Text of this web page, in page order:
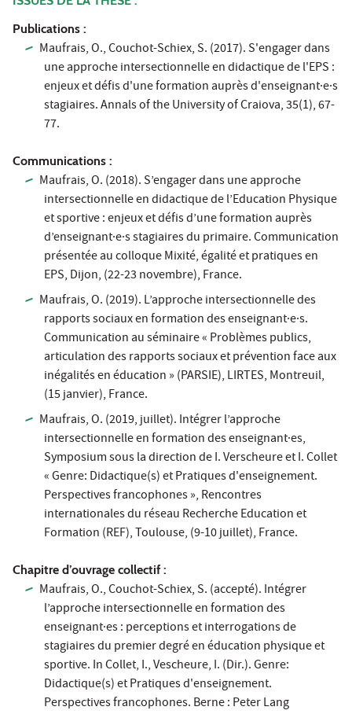
Publications :
Maufrais, O., Couchot-Schiex, S. (2017). S'engager dans
une approche intersectionnelle en didactique de l'EPS :
enjeux et défis d'une formation auprès d'enseignant·e·s
stagiaires. Annals of the University of Craiova, 35(1), 67-
77.
Communications :
Maufrais, O. (2018). S’engager dans une approche
intersectionnelle en didactique de l’Education Physique
et sportive : enjeux et défis d’une formation auprès
d’enseignant·e·s stagiaires du primaire. Communication
présentée au colloque Mixité, égalité et pratiques en
EPS, Dijon, (22-23 novembre), France.
Maufrais, O. (2019). L’approche intersectionnelle des
rapports sociaux en formation des enseignant·e·s.
Communication au séminaire « Problèmes publics,
articulation des rapports sociaux et prévention face aux
inégalités en éducation » (PARSIE), LIRTES, Montreuil,
(15 janvier), France.
Maufrais, O. (2019, juillet). Intégrer l’approche
intersectionnelle en formation des enseignant·es,
Symposium sous la direction de I. Verscheure et I. Collet
« Genre: Didactique(s) et Pratiques d'enseignement.
Perspectives francophones », Rencontres
internationales du réseau Recherche Education et
Formation (REF), Toulouse, (9-10 juillet), France.
Chapitre d’ouvrage collectif :
Maufrais, O., Couchot-Schiex, S. (accepté). Intégrer
l’approche intersectionnelle en formation des
enseignant·es : perceptions et interrogations de
stagiaires du premier degré en éducation physique et
sportive. In Collet, I., Vescheure, I. (Dir.). Genre:
Didactique(s) et Pratiques d'enseignement.
Perspectives francophones. Berne : Peter Lang